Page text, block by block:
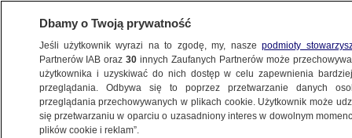
BIZNES
Z KRAJU
Dbamy o Twoją prywatność
Jeśli użytkownik wyrazi na to zgodę, my, naszepodmioty
Partnerów IAB oraz30 innych Zaufanych Partnerów może
użytkownika i uzyskiwać do nich dostęp w celu zapewnienia
przeglądania. Odbywa się to poprzez przetwarzanie danych
przeglądania przechowywanych w plikach cookie. Użytkownik może
się przetwarzaniu w oparciu o uzasadniony interes w dowolnym
plików cookie i reklam”.